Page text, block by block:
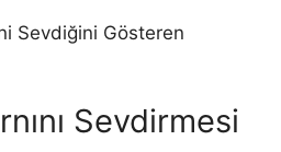
Sevdirmesi